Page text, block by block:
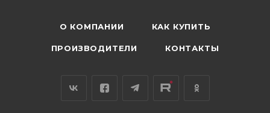
О КОМПАНИИ КАК КУПИТЬ
ПРОИЗВОДИТЕЛИ КОНТАКТЫ